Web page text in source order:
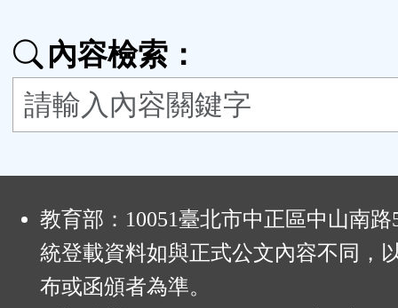
按
鈕
內容檢索：
教育部：10051臺北市中正區中山南
統登載資料如與正式公文內容不同，
布或函頒者為準。